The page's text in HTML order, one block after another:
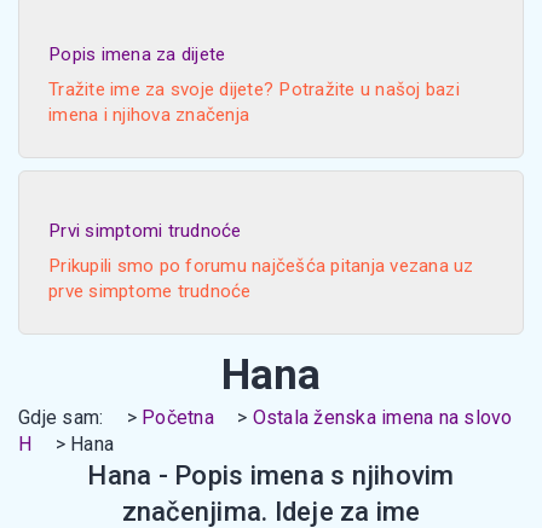
Popis imena za dijete
Tražite ime za svoje dijete? Potražite u našoj bazi
imena i njihova značenja
Prvi simptomi trudnoće
Prikupili smo po forumu najčešća pitanja vezana uz
prve simptome trudnoće
Hana
Gdje sam: Početna
Ostala ženska imena na slovo
H
Hana
Hana - Popis imena s njihovim
značenjima. Ideje za ime